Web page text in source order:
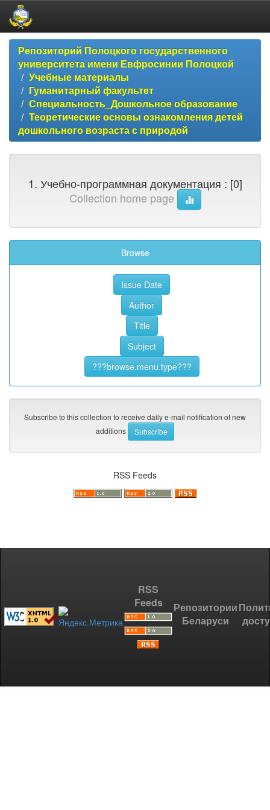
Skip
navigationРепозиторий Полоцкого государственного
университета имени Евфросинии Полоцкой
Учебные материалы
Гуманитарный факультет
Специальность_Дошкольное образование
Теоретические основы ознакомления детей
дошкольного возраста с природой
1. Учебно-программная документация : [0]
Collection home page
Browse
Subscribe to this collection to receive daily e-mail notification of new
additions
RSS Feeds
RSS
Feeds
Репозитории
Беларуси